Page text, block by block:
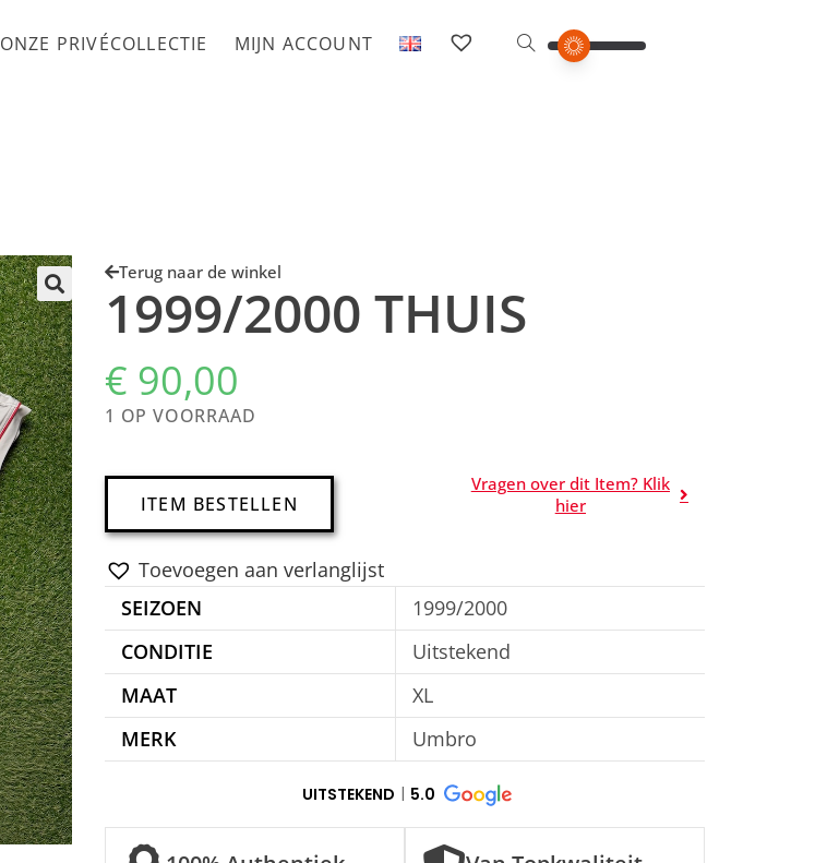
ONZE PRIVÉCOLLECTIE MIJN ACCOUNT
Terug naar de winkel
1999/2000 THUIS
€ 90,00
1 OP VOORRAAD
ITEM BESTELLEN
e
a
t
e
Vragen over dit Item? Klik
hier
Toevoegen aan verlanglijst
SEIZOEN
1999/2000
CONDITIE
Uitstekend
MAAT
XL
MERK
Umbro
UITSTEKEND 5.0